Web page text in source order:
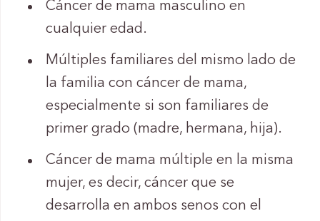
Cáncer de mama masculino en
cualquier edad.
Múltiples familiares del mismo lado de
la familia con cáncer de mama,
especialmente si son familiares de
primer grado (madre, hermana, hija).
Cáncer de mama múltiple en la misma
mujer, es decir, cáncer que se
desarrolla en ambos senos con el